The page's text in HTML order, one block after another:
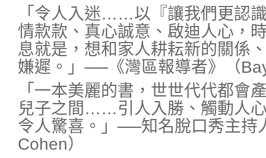
「令人入迷……以『讓我們更認
情款款、真心誠意、啟迪人心，
息就是，想和家人耕耘新的關係
嫌遲。」──《灣區報導者》（
「一本美麗的書，世世代代都會
兒子之間……引人入勝、觸動人
令人驚喜。」──知名脫口秀主持
Cohen）